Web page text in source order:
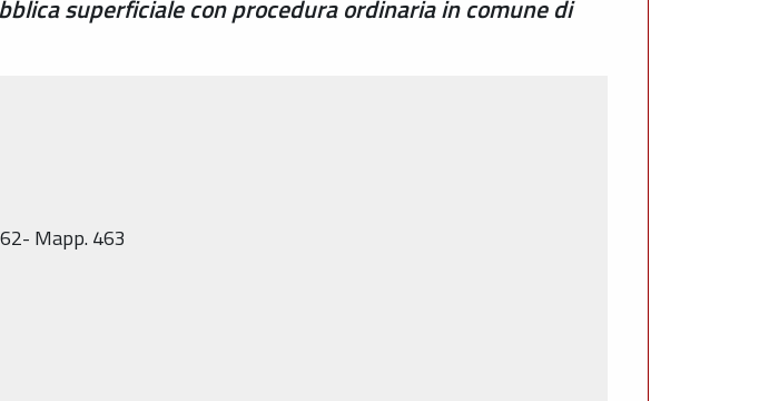
superficiale con procedura ordinaria in comune di
Mapp. 463